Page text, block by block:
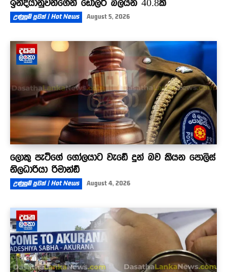
ඉන්දියානුවන්ගෙන් ඩොලර් බිලියන 40.8ක්
උණුසුම් පුවත් | Hot News August 5, 2026
ලොකු පැටීගේ ගෝලයාට වැඩේ දුන් බව කියන පොලිස්
නිලධාරියා රිමාන්ඩ්
උණුසුම් පුවත් | Hot News August 4, 2026